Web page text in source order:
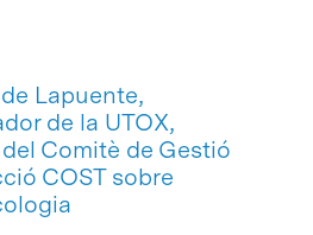
Lapuente,
de la UTOX,
Comitè de Gestió
COST sobre